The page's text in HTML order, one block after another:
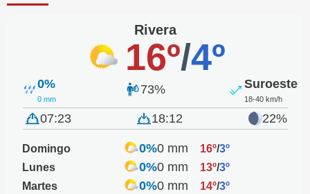
Rivera
16º/4º
0%
0 mm
73% Suroeste
18-40 km/h
07:23 18:12 22%
Domingo 0%0 mm 16º/3º
Lunes
0%0 mm 13º/3º
Martes
0%0 mm 14º/3º